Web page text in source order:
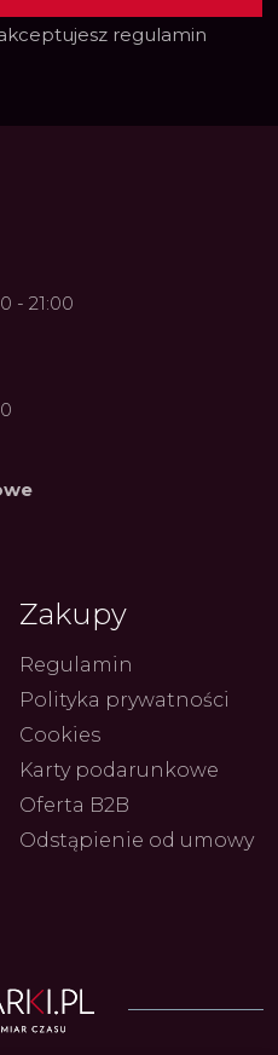
regulamin
- 21:00
Zakupy
Regulamin
Polityka prywatności
Cookies
Karty podarunkowe
Oferta B2B
Odstąpienie od umowy